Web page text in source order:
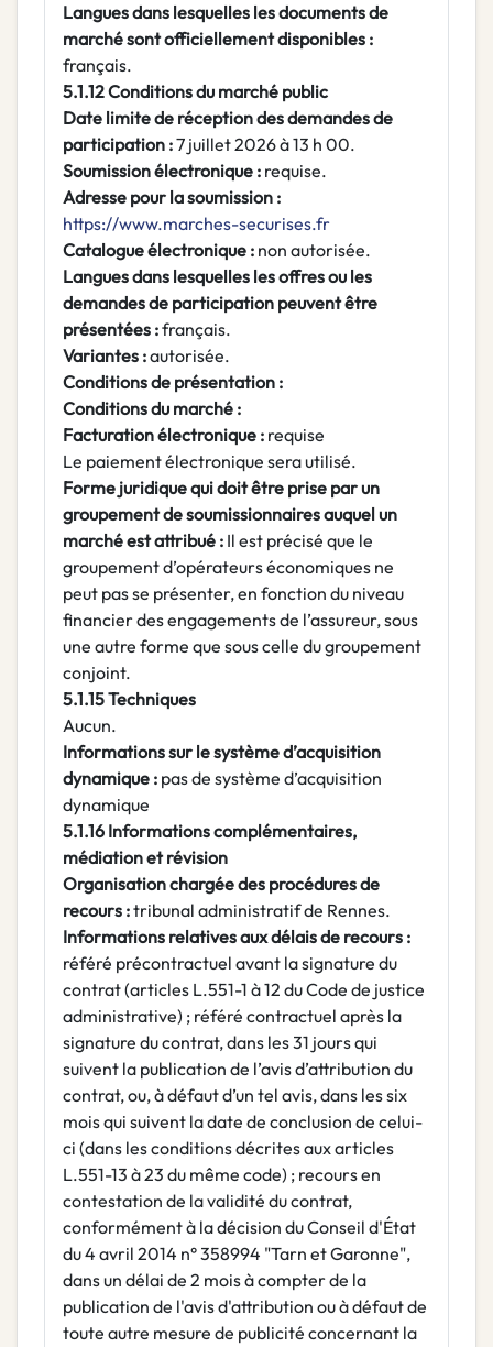
Langues dans lesquelles les documents de
marché sont officiellement disponibles :
français.
5.1.12 Conditions du marché public
Date limite de réception des demandes de
participation :7 juillet 2026 à 13 h 00.
Soumission électronique : requise.
Adresse pour la soumission :
https://www.marches-securises.fr
Catalogue électronique : non autorisée.
Langues dans lesquelles les offres ou les
demandes de participation peuvent être
présentées :français.
Variantes :autorisée.
Conditions de présentation :
Conditions du marché :
Facturation électronique : requise
Le paiement électronique sera utilisé.
Forme juridique qui doit être prise par un
groupement de soumissionnaires auquel un
marché est attribué : Il est précisé que le
groupement d’opérateurs économiques ne
peut pas se présenter, en fonction du niveau
financier des engagements de l’assureur, sous
une autre forme que sous celle du groupement
conjoint.
5.1.15 Techniques
Aucun.
Informations sur le système d’acquisition
dynamique : pas de système d’acquisition
dynamique
5.1.16 Informations complémentaires,
médiation et révision
Organisation chargée des procédures de
recours :tribunal administratif de Rennes.
Informations relatives aux délais de recours :
référé précontractuel avant la signature du
contrat (articles L.551-1 à 12 du Code de justice
administrative) ; référé contractuel après la
signature du contrat, dans les 31 jours qui
suivent la publication de l’avis d’attribution du
contrat, ou, à défaut d’un tel avis, dans les six
mois qui suivent la date de conclusion de celui-
ci (dans les conditions décrites aux articles
L.551-13 à 23 du même code) ; recours en
contestation de la validité du contrat,
conformément à la décision du Conseil d'État
du 4 avril 2014 n° 358994 "Tarn et Garonne",
dans un délai de 2 mois à compter de la
publication de l'avis d'attribution ou à défaut de
toute autre mesure de publicité concernant la